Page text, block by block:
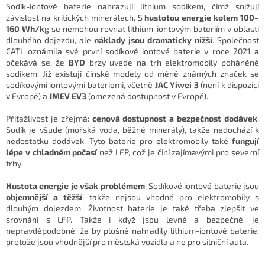
Sodík-iontové baterie nahrazují lithium sodíkem, čímž snižují
závislost na kritických minerálech. Shustotou energie kolem 100–
160 Wh/kg se nemohou rovnat lithium-iontovým bateriím v oblasti
dlouhého dojezdu, ale náklady jsou dramaticky nižší. Společnost
CATL oznámila své první sodíkové iontové baterie v roce 2021 a
očekává se, že BYD brzy uvede na trh elektromobily poháněné
sodíkem. Již existují čínské modely od méně známých značek se
sodíkovými iontovými bateriemi, včetně JAC Yiwei 3(není k dispozici
v Evropě) a JMEV EV3(omezená dostupnost v Evropě).
Přitažlivost je zřejmá: cenová dostupnost a bezpečnost dodávek.
Sodík je všude (mořská voda, běžné minerály), takže nedochází k
nedostatku dodávek. Tyto baterie pro elektromobily také fungují
lépe v chladném počasínež LFP, což je činí zajímavými pro severní
trhy.
Hustota energie je však problémem. Sodíkové iontové baterie jsou
objemnější a těžší, takže nejsou vhodné pro elektromobily s
dlouhým dojezdem. Životnost baterie je také třeba zlepšit ve
srovnání s LFP. Takže i když jsou levné a bezpečné, je
nepravděpodobné, že by plošně nahradily lithium-iontové baterie,
protože jsou vhodnější pro městská vozidla a ne pro silniční auta.